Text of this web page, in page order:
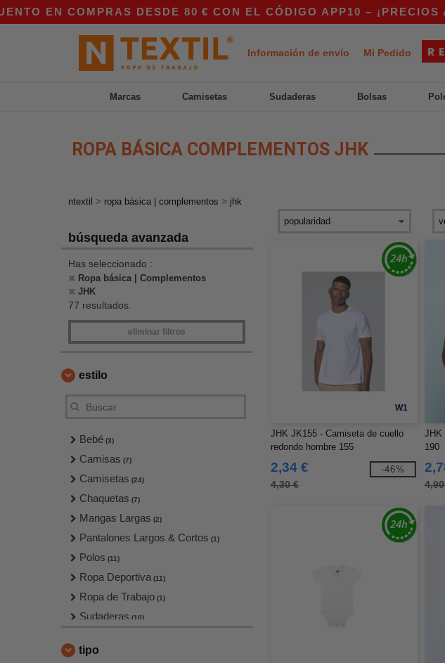
DESDE 80 € CON EL CÓDIGO APP10 – ¡PRECIOS AÚN
Información de envío Mi Pedido
Marcas Camisetas Sudaderas Bolsas
ROPA BÁSICA COMPLEMENTOS JHK
ntextil > ropa básica | complementos > jhk
búsqueda avanzada
Has seleccionado :
Ropa básica | Complementos
JHK
77 resultados.
eliminar filtros
estilo
Bebé (3)
Camisas (7)
Camisetas (24)
Chaquetas (7)
Mangas Largas (2)
Pantalones Largos & Cortos (1)
Polos (11)
Ropa Deportiva (11)
Ropa de Trabajo (1)
Sudaderas (10)
tipo
W1
JHK JK155 - Camiseta de cuello
redondo hombre 155
2,34 €
4,30 €
-46%
JHK
190